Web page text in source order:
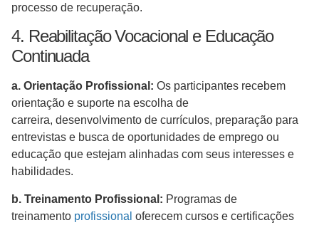
processo de recuperação.
4. Reabilitação Vocacional e Educação
Continuada
a. Orientação Profissional: Os participantes recebem
orientação e suporte na escolha de
carreira, desenvolvimento de currículos, preparação para
entrevistas e busca de oportunidades de emprego ou
educação que estejam alinhadas com seus interesses e
habilidades.
b. Treinamento Profissional: Programas de
treinamento profissional oferecem cursos e certificações